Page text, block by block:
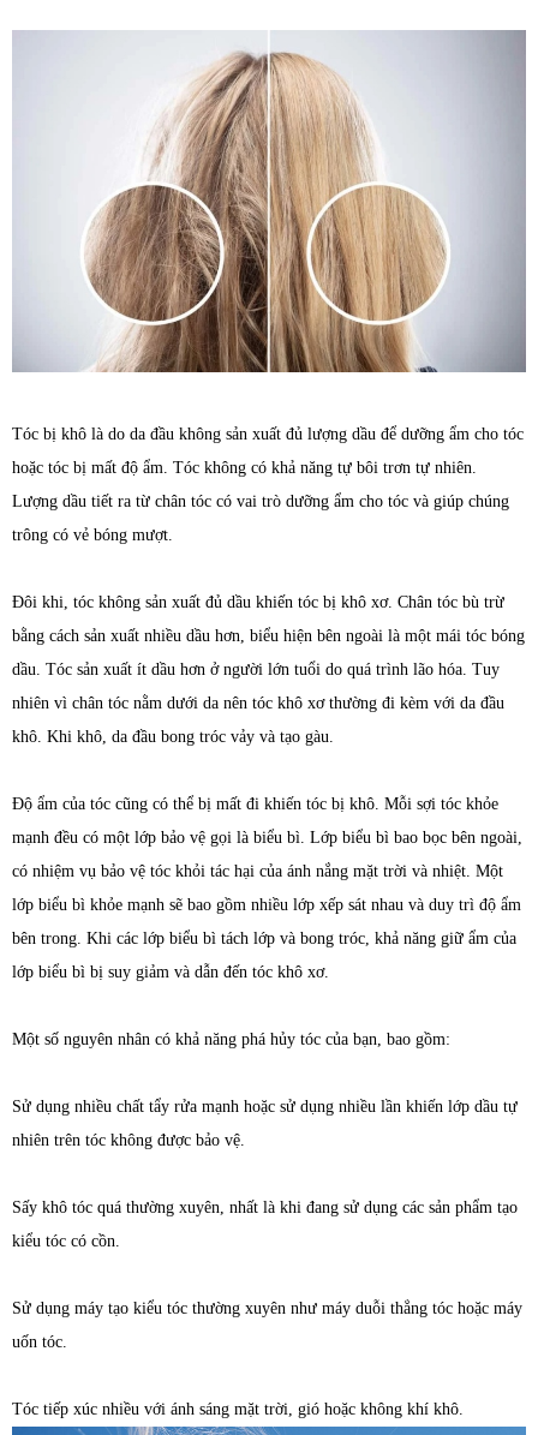
Tóc bị khô là do da đầu không sản xuất đủ lượng dầu để dưỡng ẩm cho tóc
hoặc tóc bị mất độ ẩm. Tóc không có khả năng tự bôi trơn tự nhiên.
Lượng dầu tiết ra từ chân tóc có vai trò dưỡng ẩm cho tóc và giúp chúng
trông có vẻ bóng mượt.
Đôi khi, tóc không sản xuất đủ dầu khiến tóc bị khô xơ. Chân tóc bù trừ
bằng cách sản xuất nhiều dầu hơn, biểu hiện bên ngoài là một mái tóc bóng
dầu. Tóc sản xuất ít dầu hơn ở người lớn tuổi do quá trình lão hóa. Tuy
nhiên vì chân tóc nằm dưới da nên tóc khô xơ thường đi kèm với da đầu
khô. Khi khô, da đầu bong tróc vảy và tạo gàu.
Độ ẩm của tóc cũng có thể bị mất đi khiến tóc bị khô. Mỗi sợi tóc khỏe
mạnh đều có một lớp bảo vệ gọi là biểu bì. Lớp biểu bì bao bọc bên ngoài,
có nhiệm vụ bảo vệ tóc khỏi tác hại của ánh nắng mặt trời và nhiệt. Một
lớp biểu bì khỏe mạnh sẽ bao gồm nhiều lớp xếp sát nhau và duy trì độ ẩm
bên trong. Khi các lớp biểu bì tách lớp và bong tróc, khả năng giữ ẩm của
lớp biểu bì bị suy giảm và dẫn đến tóc khô xơ.
Một số nguyên nhân có khả năng phá hủy tóc của bạn, bao gồm:
Sử dụng nhiều chất tẩy rửa mạnh hoặc sử dụng nhiều lần khiến lớp dầu tự
nhiên trên tóc không được bảo vệ.
Sấy khô tóc quá thường xuyên, nhất là khi đang sử dụng các sản phẩm tạo
kiểu tóc có cồn.
Sử dụng máy tạo kiểu tóc thường xuyên như máy duỗi thẳng tóc hoặc máy
uốn tóc.
Tóc tiếp xúc nhiều với ánh sáng mặt trời, gió hoặc không khí khô.